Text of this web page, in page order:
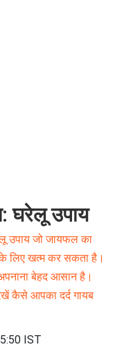
घरेलू उपाय
उपाय जो जायफल का
लिए खत्म कर सकता है।
बेहद आसान है।
कैसे आपका दर्द गायब
IST